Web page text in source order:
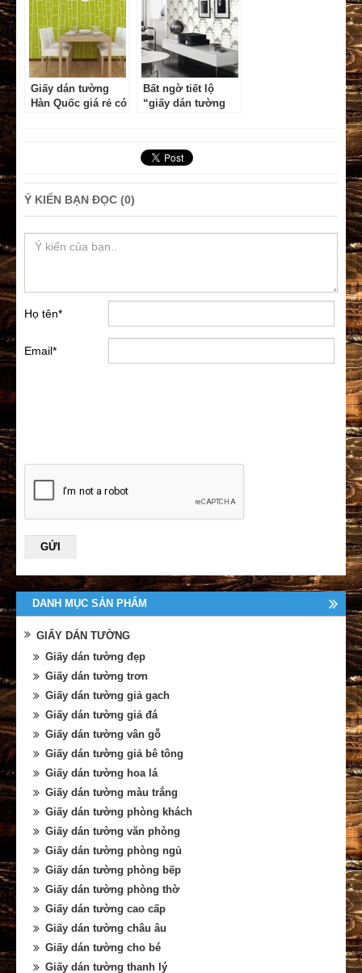
Giấy dán tường
Hàn Quốc giá rẻ có
Bất ngờ tiết lộ
“giấy dán tường
Ý KIẾN BẠN ĐỌC (0)
Họ tên*
Email*
DANH MỤC SẢN PHẨM
GIẤY DÁN TƯỜNG
Giấy dán tường đẹp
Giấy dán tường trơn
Giấy dán tường giả gạch
Giấy dán tường giả đá
Giấy dán tường vân gỗ
Giấy dán tường giả bê tông
Giấy dán tường hoa lá
Giấy dán tường màu trắng
Giấy dán tường phòng khách
Giấy dán tường văn phòng
Giấy dán tường phòng ngủ
Giấy dán tường phòng bếp
Giấy dán tường phòng thờ
Giấy dán tường cao cấp
Giấy dán tường châu âu
Giấy dán tường cho bé
Giấy dán tường thanh lý